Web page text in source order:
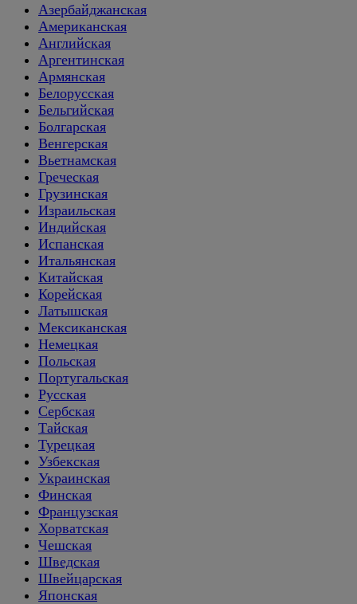
Азербайджанская
Американская
Английская
Аргентинская
Армянская
Белорусская
Бельгийская
Болгарская
Венгерская
Вьетнамская
Греческая
Грузинская
Израильская
Индийская
Испанская
Итальянская
Китайская
Корейская
Латышская
Мексиканская
Немецкая
Польская
Португальская
Русская
Сербская
Тайская
Турецкая
Узбекская
Украинская
Финская
Французская
Хорватская
Чешская
Шведская
Швейцарская
Японская